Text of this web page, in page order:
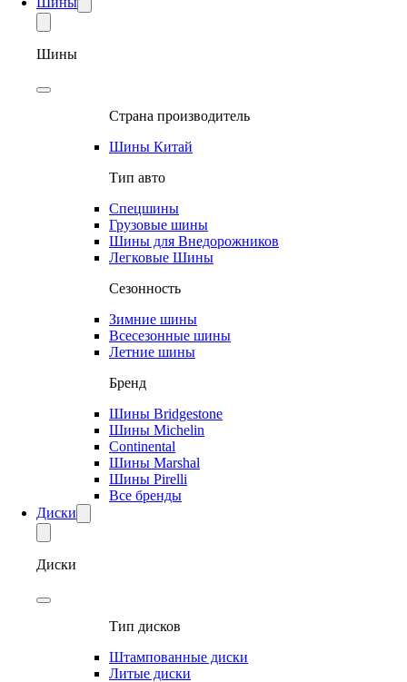
Шины
Страна производитель
Шины Китай
Тип авто
Спецшины
Грузовые шины
Шины для Внедорожников
Легковые Шины
Сезонность
Зимние шины
Всесезонные шины
Летние шины
Бренд
Шины Bridgestone
Шины Michelin
Continental
Шины Marshal
Шины Pirelli
Все бренды
Диски
Диски
Тип дисков
Штампованные диски
Литые диски